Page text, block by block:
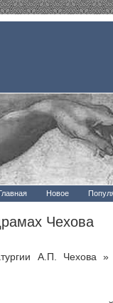
Новое
Чехова
А.П. Чехова»